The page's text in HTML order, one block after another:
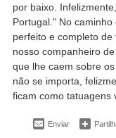
por baixo.
Portugal." No
perfeito e completo
nosso companheiro
que lhe caem sobre
não se importa,
ficam como tatuagens
Enviar